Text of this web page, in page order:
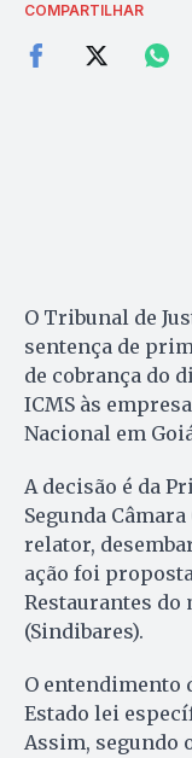
COMPARTILHAR
O Tribunal de
sentença de
de cobrança do
ICMS às
Nacional em
A decisão é da
Segunda
relator,
ação foi
Restaurantes
(Sindibares).
O entendimento
Estado lei
Assim, segundo